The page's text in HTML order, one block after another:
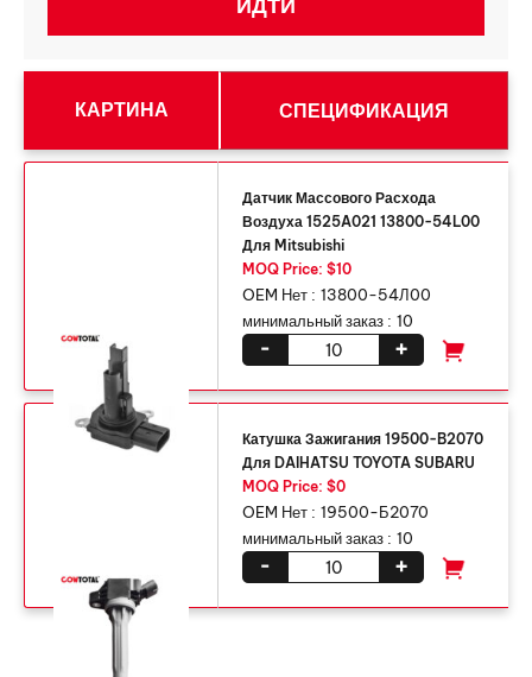
КАРТИНА СПЕЦИФИКАЦИЯ
Датчик Массового Расхода
Воздуха 1525A021 13800-54L00
Для Mitsubishi
MOQ Price: $10
OEM Нет : 13800-54Л00
минимальный заказ : 10
+
-
Катушка Зажигания 19500-B2070
Для DAIHATSU TOYOTA SUBARU
MOQ Price: $0
OEM Нет : 19500-Б2070
минимальный заказ : 10
+
-